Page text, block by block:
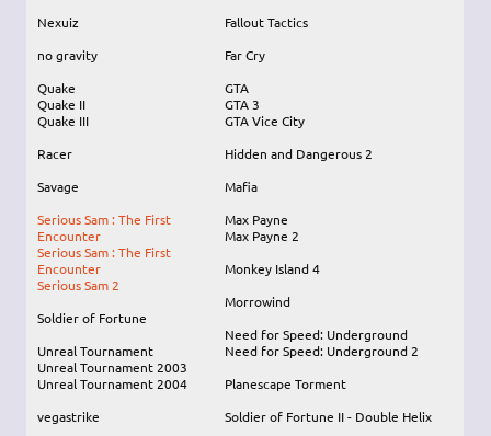
Nexuiz
no gravity
Quake
Quake II
Quake III
Racer
Savage
Serious Sam : The First
Encounter
Serious Sam : The First
Encounter
Serious Sam 2
Soldier of Fortune
Unreal Tournament
Unreal Tournament 2003
Unreal Tournament 2004
vegastrike
Fallout Tactics
Far Cry
GTA
GTA 3
GTA Vice City
Hidden and Dangerous 2
Mafia
Max Payne
Max Payne 2
Monkey Island 4
Morrowind
Need for Speed: Underground
Need for Speed: Underground 2
Planescape Torment
Soldier of Fortune II - Double Helix